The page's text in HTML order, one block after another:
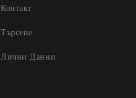
Контакт
Търсене
Лични Данни